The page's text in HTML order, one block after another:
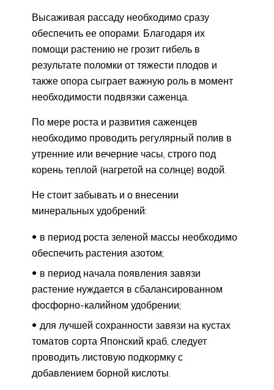
Высаживая рассаду необходимо сразу
обеспечить ее опорами. Благодаря их
помощи растению не грозит гибель в
результате поломки от тяжести плодов и
также опора сыграет важную роль в момент
необходимости подвязки саженца.
По мере роста и развития саженцев
необходимо проводить регулярный полив в
утренние или вечерние часы, строго под
корень теплой (нагретой на солнце) водой.
Не стоит забывать и о внесении
минеральных удобрений:
в период роста зеленой массы необходимо
обеспечить растения азотом;
в период начала появления завязи
растение нуждается в сбалансированном
фосфорно-калийном удобрении;
для лучшей сохранности завязи на кустах
томатов сорта Японский краб, следует
проводить листовую подкормку с
добавлением борной кислоты.